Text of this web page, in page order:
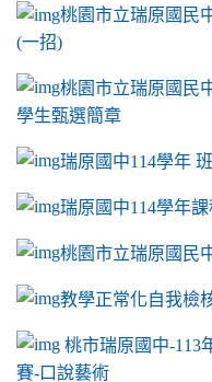
桃園市立瑞原國民
(一招)
桃園市立瑞原國民
學生甄選簡章
瑞原國中114學年
瑞原國中114學年
link to https://
桃園市立瑞原國民
link to https://
教學正常化自我檢
link to
link to
ink to
link to
link to
ink to
ink to
link to https://
ink to link to https://
桃市瑞原國中-113
賽-口說藝術